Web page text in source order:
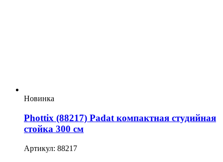
Новинка
Phottix (88217) Padat компактная студийная
стойка 300 см
Артикул: 88217